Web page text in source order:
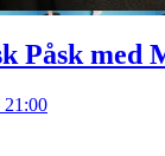
Påsk med
21:00